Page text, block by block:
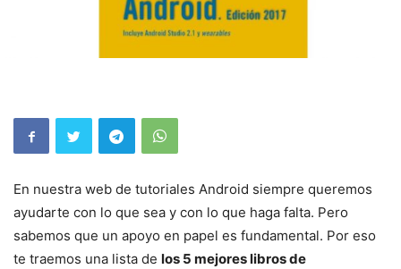
En nuestra web de tutoriales Android siempre queremos
ayudarte con lo que sea y con lo que haga falta. Pero
sabemos que un apoyo en papel es fundamental. Por eso
te traemos una lista de los 5 mejores libros de